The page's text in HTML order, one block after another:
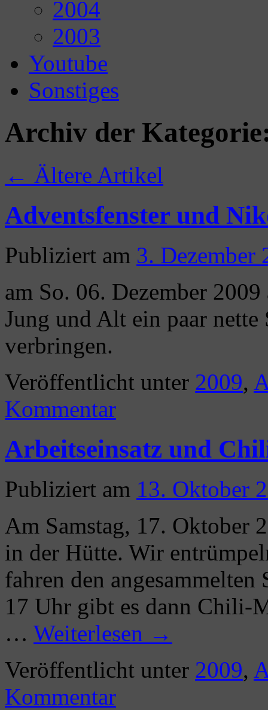
2004
2003
Youtube
Sonstiges
Archiv der
← Ältere Artikel
Adventsfenster und
Publiziert am 3. Dezember
am So. 06. Dezember
Jung und Alt ein paar nette
verbringen.
Veröffentlicht unter 2009,
Kommentar
Arbeitseinsatz und
Publiziert am 13. Oktober
Am Samstag, 17. Oktober
in der Hütte. Wir
fahren den
17 Uhr gibt es dann Chili-
… Weiterlesen →
Veröffentlicht unter 2009,
Kommentar